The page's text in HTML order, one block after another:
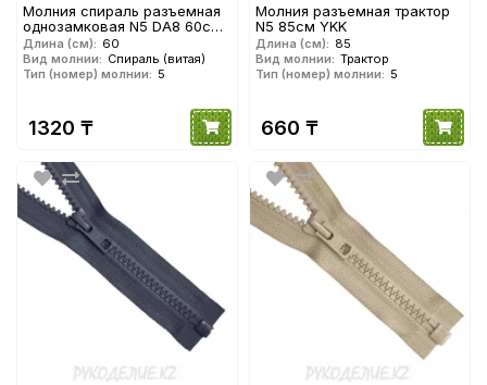
Молния спираль разъемная
однозамковая N5 DA8 60см
YKK
Длина (см): 60
Вид молнии: Спираль (витая)
Тип (номер) молнии: 5
1320 ₸
Молния разъемная трактор
N5 85см YKK
Длина (см): 85
Вид молнии: Трактор
Тип (номер) молнии: 5
660 ₸